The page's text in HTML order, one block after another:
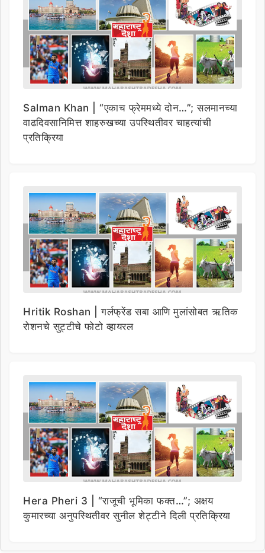
Salman Khan | “एकाच फ्रेममध्ये दोन…”; सलमानच्या
वाढदिवसानिमित्त शाहरुखच्या उपस्थितीवर चाहत्यांची
प्रतिक्रिया
Hritik Roshan | गर्लफ्रेंड सबा आणि मुलांसोबत ऋतिक
रोशनचे सुट्टीचे फोटो व्हायरल
Hera Pheri 3 | “राजूची भूमिका फक्त…”; अक्षय
कुमारच्या अनुपस्थितीवर सुनील शेट्टीने दिली प्रतिक्रिया